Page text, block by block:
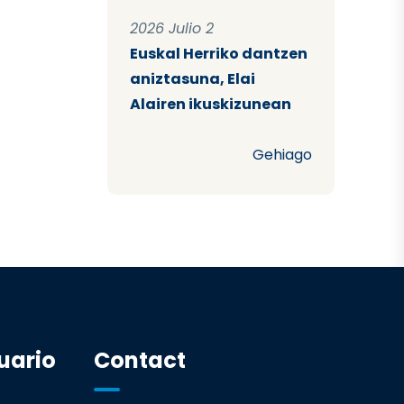
2026 Julio 2
Euskal Herriko dantzen
aniztasuna, Elai
Alairen ikuskizunean
Gehiago
Contact